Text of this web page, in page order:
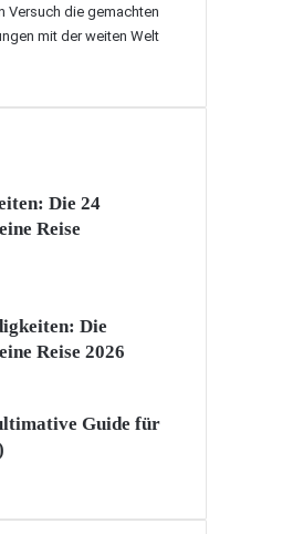
Versuch die gemachten
mit der weiten Welt
Die 24
Reise
Die
Reise 2026
Guide für